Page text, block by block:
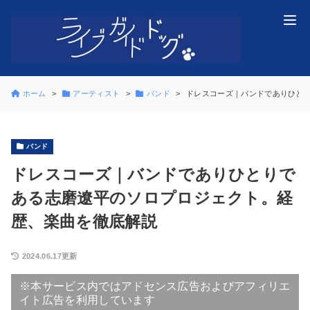
ホーム アーティスト バンド ドレスコーズ｜バンドでありひと
バンド
ドレスコーズ｜バンドでありひとりで
ある志磨遼平のソロプロジェクト。経
歴、楽曲を徹底解説
2024.06.17更新
※本サービス内ではアドセンス広告およびアフィリエ
イト広告を利用しています